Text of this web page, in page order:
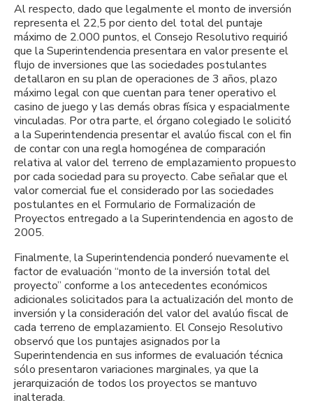
Al respecto, dado que legalmente el monto de inversión
representa el 22,5 por ciento del total del puntaje
máximo de 2.000 puntos, el Consejo Resolutivo requirió
que la Superintendencia presentara en valor presente el
flujo de inversiones que las sociedades postulantes
detallaron en su plan de operaciones de 3 años, plazo
máximo legal con que cuentan para tener operativo el
casino de juego y las demás obras física y espacialmente
vinculadas. Por otra parte, el órgano colegiado le solicitó
a la Superintendencia presentar el avalúo fiscal con el fin
de contar con una regla homogénea de comparación
relativa al valor del terreno de emplazamiento propuesto
por cada sociedad para su proyecto. Cabe señalar que el
valor comercial fue el considerado por las sociedades
postulantes en el Formulario de Formalización de
Proyectos entregado a la Superintendencia en agosto de
2005.
Finalmente, la Superintendencia ponderó nuevamente el
factor de evaluación “monto de la inversión total del
proyecto” conforme a los antecedentes económicos
adicionales solicitados para la actualización del monto de
inversión y la consideración del valor del avalúo fiscal de
cada terreno de emplazamiento. El Consejo Resolutivo
observó que los puntajes asignados por la
Superintendencia en sus informes de evaluación técnica
sólo presentaron variaciones marginales, ya que la
jerarquización de todos los proyectos se mantuvo
inalterada.